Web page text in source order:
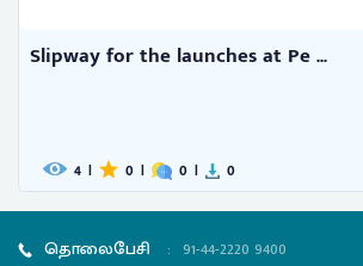
Slipway for the launches at Pe ...
4 | 0 | 0 | 0
தொலைபேசி : 91-44-2220 9400